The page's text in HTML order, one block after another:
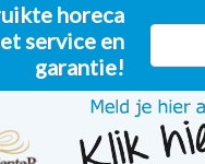
horeca
service en
garantie!